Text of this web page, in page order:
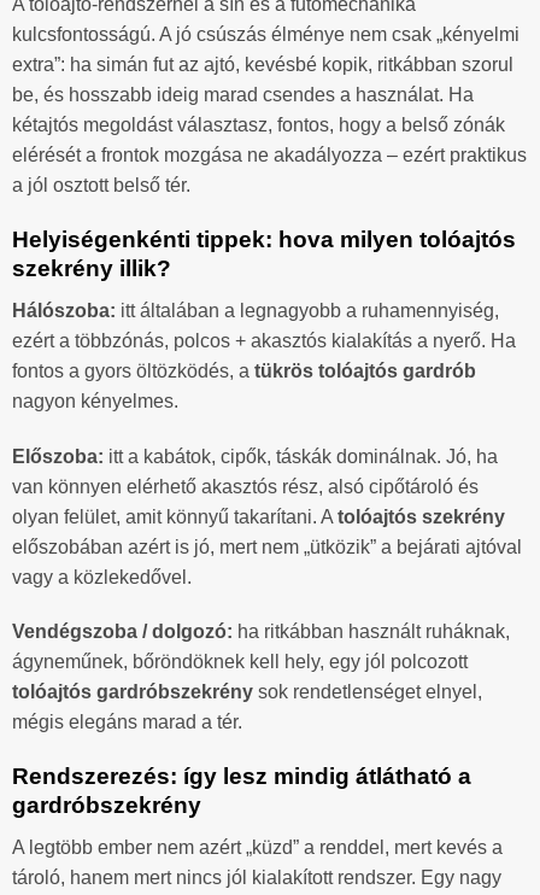
A tolóajtó-rendszernél a sín és a futómechanika
kulcsfontosságú. A jó csúszás élménye nem csak „kényelmi
extra”: ha simán fut az ajtó, kevésbé kopik, ritkábban szorul
be, és hosszabb ideig marad csendes a használat. Ha
kétajtós megoldást választasz, fontos, hogy a belső zónák
elérését a frontok mozgása ne akadályozza – ezért praktikus
a jól osztott belső tér.
Helyiségenkénti tippek: hova milyen tolóajtós
szekrény illik?
Hálószoba: itt általában a legnagyobb a ruhamennyiség,
ezért a többzónás, polcos + akasztós kialakítás a nyerő. Ha
fontos a gyors öltözködés, a tükrös tolóajtós gardrób
nagyon kényelmes.
Előszoba: itt a kabátok, cipők, táskák dominálnak. Jó, ha
van könnyen elérhető akasztós rész, alsó cipőtároló és
olyan felület, amit könnyű takarítani. A tolóajtós szekrény
előszobában azért is jó, mert nem „ütközik” a bejárati ajtóval
vagy a közlekedővel.
Vendégszoba / dolgozó: ha ritkábban használt ruháknak,
ágyneműnek, bőröndöknek kell hely, egy jól polcozott
tolóajtós gardróbszekrény sok rendetlenséget elnyel,
mégis elegáns marad a tér.
Rendszerezés: így lesz mindig átlátható a
gardróbszekrény
A legtöbb ember nem azért „küzd” a renddel, mert kevés a
tároló, hanem mert nincs jól kialakított rendszer. Egy nagy